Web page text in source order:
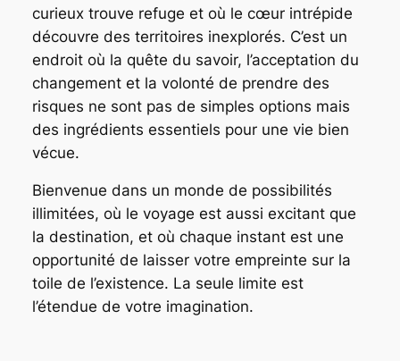
curieux trouve refuge et où le cœur intrépide
découvre des territoires inexplorés. C’est un
endroit où la quête du savoir, l’acceptation du
changement et la volonté de prendre des
risques ne sont pas de simples options mais
des ingrédients essentiels pour une vie bien
vécue.
Bienvenue dans un monde de possibilités
illimitées, où le voyage est aussi excitant que
la destination, et où chaque instant est une
opportunité de laisser votre empreinte sur la
toile de l’existence. La seule limite est
l’étendue de votre imagination.